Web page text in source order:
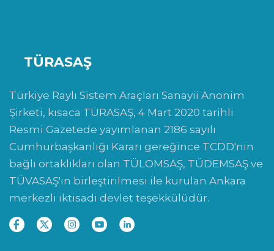
TÜRASAŞ
Türkiye Raylı Sistem Araçları Sanayii Anonim
Şirketi, kısaca TÜRASAŞ, 4 Mart 2020 tarihli
Resmi Gazetede yayımlanan 2186 sayılı
Cumhurbaşkanlığı Kararı gereğince TCDD'nin
bağlı ortaklıkları olan TÜLOMSAŞ, TÜDEMSAŞ ve
TÜVASAŞ'ın birleştirilmesi ile kurulan Ankara
merkezli iktisadi devlet teşekkülüdür.